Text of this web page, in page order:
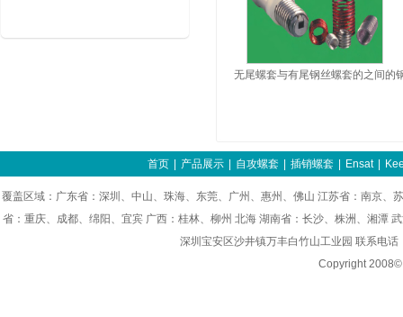
无尾螺套与有尾钢丝螺套的之间的
首页 产品展示 自攻螺套 插销螺套 Ensat
覆盖区域：广东省：深圳、中山、珠海、东莞、广州、惠州、佛山 江苏省：南京
省：重庆、成都、绵阳、宜宾 广西：桂林、柳州 北海 湖南省：长沙、株洲、湘潭
深圳宝安区沙井镇万丰白竹山工业园 联系
Copyright